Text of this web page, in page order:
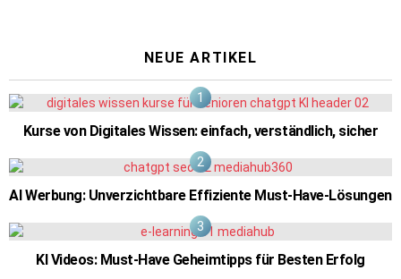
NEUE ARTIKEL
Kurse von Digitales Wissen: einfach, verständlich, sicher
AI Werbung: Unverzichtbare Effiziente Must-Have-Lösungen
KI Videos: Must-Have Geheimtipps für Besten Erfolg